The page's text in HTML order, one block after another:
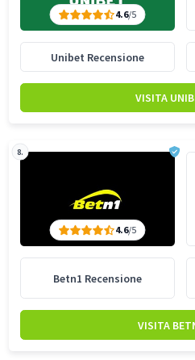
4.6/5
Unibet Recensione
VISITA
8.
4.6/5
Betn1 Recensione
VISITA